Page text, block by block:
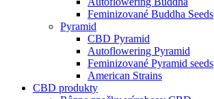
Feminizované Buddha Seeds
Pyramid
CBD Pyramid
Autoflowering Pyramid
Feminizované Pyramid seeds
American Strains
CBD produkty